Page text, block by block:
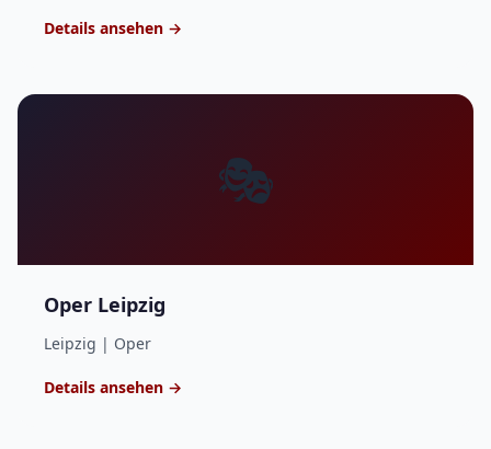
Details ansehen →
🎭
Oper Leipzig
Leipzig | Oper
Details ansehen →